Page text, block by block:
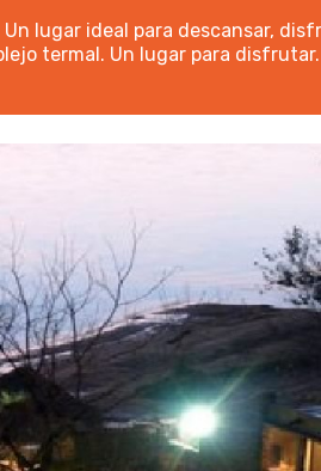
lugar ideal para descansar,
termal. Un lugar para disfrutar.